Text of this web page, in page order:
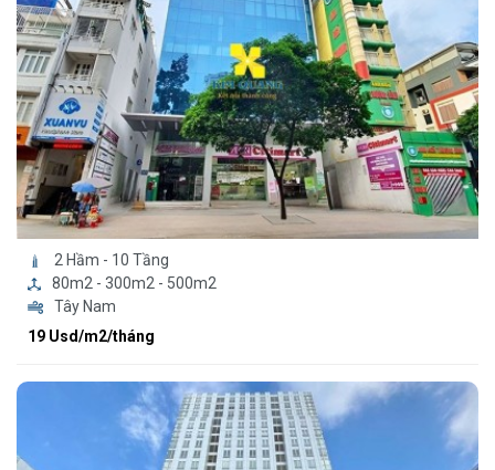
2 Hầm - 10 Tầng
80m2 - 300m2 - 500m2
Tây Nam
19 Usd/m2/tháng